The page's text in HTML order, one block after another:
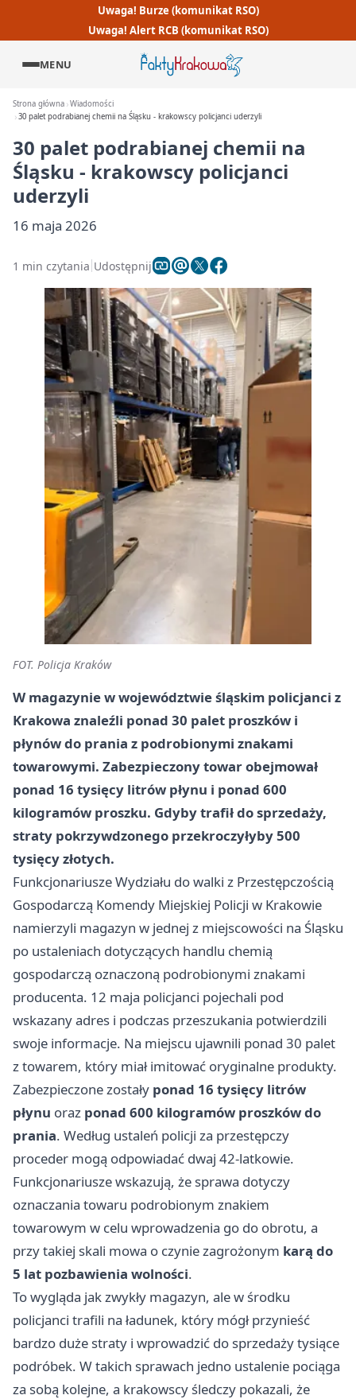
Uwaga! Burze (komunikat RSO)
Uwaga! Alert RCB (komunikat RSO)
MENU
Strona główna Wiadomości
30 palet podrabianej chemii na Śląsku - krakowscy policjanci uderzyli
30 palet podrabianej chemii na
Śląsku - krakowscy policjanci
uderzyli
16 maja 2026
1 min czytania Udostępnij
FOT. Policja Kraków
W magazynie w województwie śląskim policjanci z
Krakowa znaleźli ponad 30 palet proszków i
płynów do prania z podrobionymi znakami
towarowymi. Zabezpieczony towar obejmował
ponad 16 tysięcy litrów płynu i ponad 600
kilogramów proszku. Gdyby trafił do sprzedaży,
straty pokrzywdzonego przekroczyłyby500
tysięcy złotych.
Funkcjonariusze Wydziału do walki z Przestępczością
Gospodarczą Komendy Miejskiej Policji w Krakowie
namierzyli magazyn w jednej z miejscowości na Śląsku
po ustaleniach dotyczących handlu chemią
gospodarczą oznaczoną podrobionymi znakami
producenta. 12 maja policjanci pojechali pod
wskazany adres i podczas przeszukania potwierdzili
swoje informacje. Na miejscu ujawnili ponad 30 palet
z towarem, który miał imitować oryginalne produkty.
Zabezpieczone zostały ponad 16 tysięcy litrów
płynu oraz ponad 600 kilogramów proszków do
prania. Według ustaleń policji za przestępczy
proceder mogą odpowiadać dwaj 42-latkowie.
Funkcjonariusze wskazują, że sprawa dotyczy
oznaczania towaru podrobionym znakiem
towarowym w celu wprowadzenia go do obrotu, a
przy takiej skali mowa o czynie zagrożonym karą do
5 lat pozbawienia wolności.
To wygląda jak zwykły magazyn, ale w środku
policjanci trafili na ładunek, który mógł przynieść
bardzo duże straty i wprowadzić do sprzedaży tysiące
podróbek. W takich sprawach jedno ustalenie pociąga
za sobą kolejne, a krakowscy śledczy pokazali, że